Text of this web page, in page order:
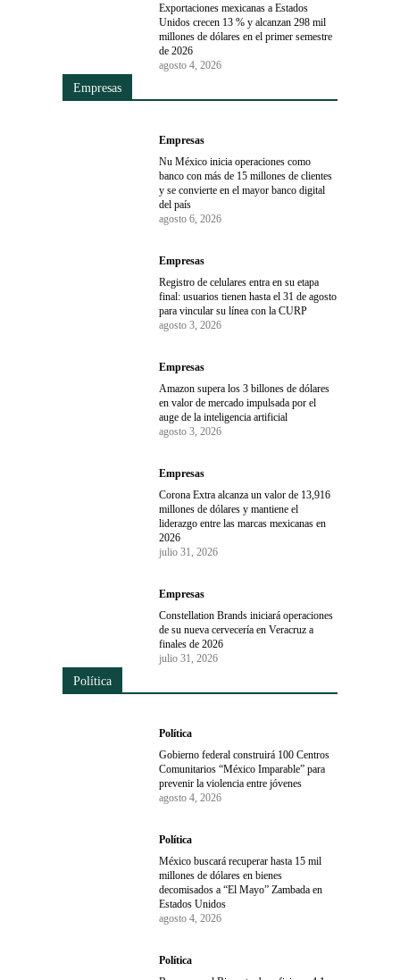
Exportaciones mexicanas a Estados
Unidos crecen 13 % y alcanzan 298 mil
millones de dólares en el primer semestre
de 2026
agosto 4, 2026
Empresas
Empresas
Nu México inicia operaciones como
banco con más de 15 millones de clientes
y se convierte en el mayor banco digital
del país
agosto 6, 2026
Empresas
Registro de celulares entra en su etapa
final: usuarios tienen hasta el 31 de agosto
para vincular su línea con la CURP
agosto 3, 2026
Empresas
Amazon supera los 3 billones de dólares
en valor de mercado impulsada por el
auge de la inteligencia artificial
agosto 3, 2026
Empresas
Corona Extra alcanza un valor de 13,916
millones de dólares y mantiene el
liderazgo entre las marcas mexicanas en
2026
julio 31, 2026
Empresas
Constellation Brands iniciará operaciones
de su nueva cervecería en Veracruz a
finales de 2026
julio 31, 2026
Política
Política
Gobierno federal construirá 100 Centros
Comunitarios “México Imparable” para
prevenir la violencia entre jóvenes
agosto 4, 2026
Política
México buscará recuperar hasta 15 mil
millones de dólares en bienes
decomisados a “El Mayo” Zambada en
Estados Unidos
agosto 4, 2026
Política